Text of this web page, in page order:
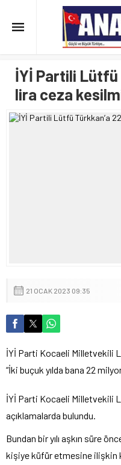
İYİ Partili Lütfü
lira ceza
21 OCAK 2023 09:35
İYİ Parti Kocaeli Milletvekili
“İki buçuk yılda bana 22
İYİ Parti Kocaeli Milletvekili
açıklamalarda bulundu.
Bundan bir yılı aşkın süre
kişiye küfür etmesine ilişkin